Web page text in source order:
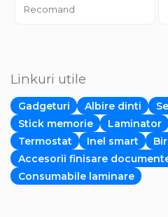
Recomand
Linkuri utile
Gadgeturi Albire dinti
Stick memorie
Laminator
Termostat
Inel smart
Accesorii finisare
Consumabile laminare